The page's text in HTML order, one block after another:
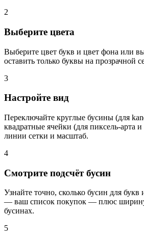
2
Выберите цвета
Выберите цвет букв и цвет фона или
оставить только буквы на прозрачной
3
Настройте вид
Переключайте круглые бусины (для
квадратные ячейки (для пиксель-арта
линии сетки и масштаб.
4
Смотрите подсчёт бусин
Узнайте точно, сколько бусин для
— ваш список покупок — плюс ширину
бусинах.
5